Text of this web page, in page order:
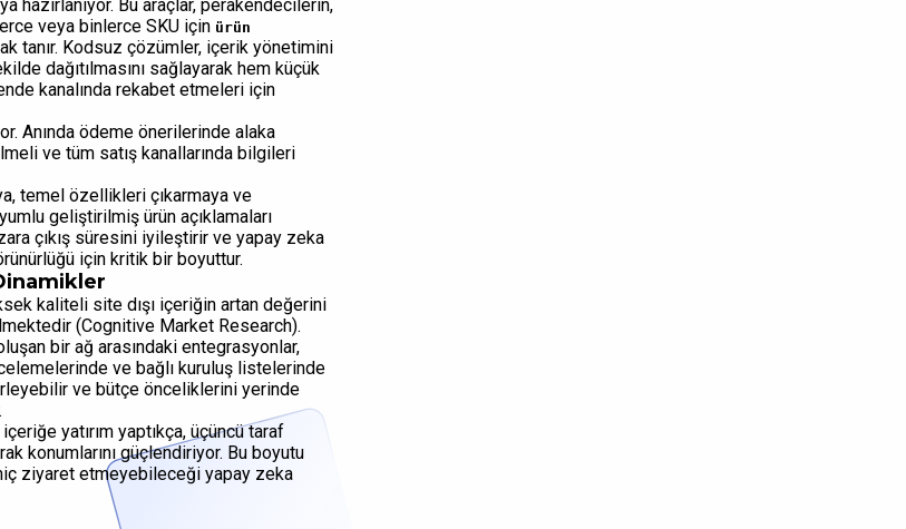
hazırlanıyor. Bu araçlar, perakendecilerin,
veya binlerce SKU için ürün
tanır. Kodsuz çözümler, içerik yönetimini
dağıtılmasını sağlayarak hem küçük
kanalında rekabet etmeleri için
Anında ödeme önerilerinde alaka
ve tüm satış kanallarında bilgileri
temel özellikleri çıkarmaya ve
geliştirilmiş ürün açıklamaları
çıkış süresini iyileştirir ve yapay zeka
için kritik bir boyuttur.
kaliteli site dışı içeriğin artan değerini
(Cognitive Market Research).
bir ağ arasındaki entegrasyonlar,
ve bağlı kuruluş listelerinde
ve bütçe önceliklerini yerinde
yatırım yaptıkça, üçüncü taraf
konumlarını güçlendiriyor. Bu boyutu
ziyaret etmeyebileceği yapay zeka